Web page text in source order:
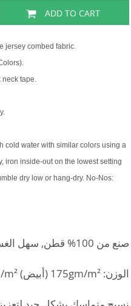
ADD TO CART
jersey combed fabric.
neck tape.
cold water with similar colors using a
iron inside-out on the lowest setting
dry low or hang-dry. No-Nos:
صنع من 100% قطن, سهل الغسيل و التنشيف.
الوزن: 175gm/m² (أبيض) 150gm/m² (ملون).